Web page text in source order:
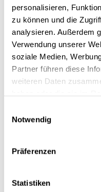
personalisieren,
zu können und die
analysieren. Außerdem
Verwendung unserer
soziale Medien,
Partner führen diese
weiteren Daten
Notwendig
Präferenzen
Statistiken
Opening hours
Further Information &